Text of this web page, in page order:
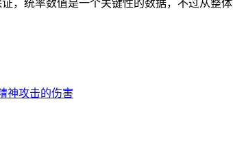
，统率数值是一个关键性的数据，不过从整
神攻击的伤害